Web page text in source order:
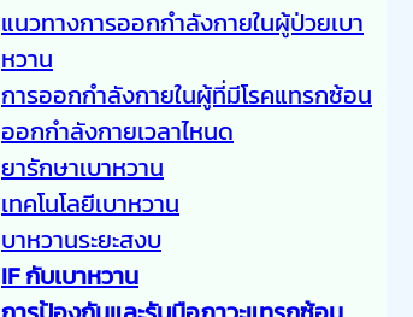
แนวทางการออกกำลังกายในผู้ป่วยเบา
หวาน
การออกกำลังกายในผู้ที่มีโรคแทรกซ้อน
ออกกำลังกายเวลาไหนด
ยารักษาเบาหวาน
เทคโนโลยีเบาหวาน
บาหวานระยะสงบ
IF กับเบาหวาน